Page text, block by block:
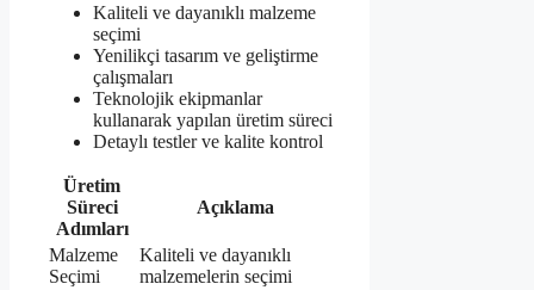
Kaliteli ve dayanıklı malzeme
seçimi
Yenilikçi tasarım ve geliştirme
çalışmaları
Teknolojik ekipmanlar
kullanarak yapılan üretim süreci
Detaylı testler ve kalite kontrol
Üretim
Süreci
Adımları
Açıklama
Malzeme
Seçimi
Kaliteli ve dayanıklı
malzemelerin seçimi